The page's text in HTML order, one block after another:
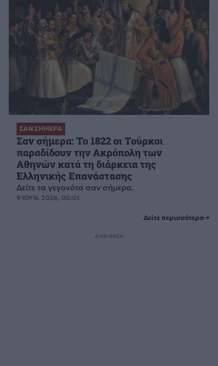
ΣΑΝ ΣΗΜΕΡΑ
Σαν σήμερα: Το 1822 οι Τούρκοι
παραδίδουν την Ακρόπολη των
Αθηνών κατά τη διάρκεια της
Ελληνικής Επανάστασης
Δείτε τα γεγονότα σαν σήμερα.
9 ΙΟΥΝ. 2026, 00:01
Δείτε περισσότερα
ΔΙΑΦΗΜΙΣΗ